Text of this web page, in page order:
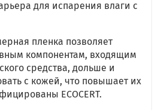
для испарения влаги с
пленка позволяет
компонентам, входящим
средства, дольше и
с кожей, что повышает их
ECOCERT.